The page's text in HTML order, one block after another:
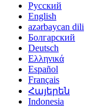
Русский
English
azərbaycan dili
Болгарский
Deutsch
Ελληνικά
Español
Français
Հայերեն
Indonesia